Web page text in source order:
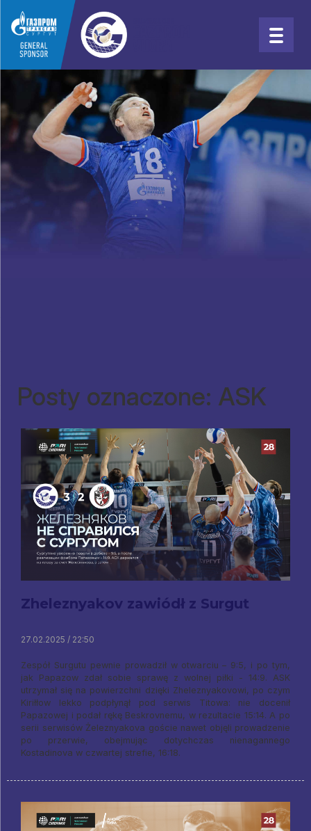
Posty oznaczone: ASK
Zheleznyakov zawiódł z Surgut
27.02.2025 / 22:50
Zespół Surgutu pewnie prowadził w otwarciu – 9:5, i po tym,
jak Papazow zdał sobie sprawę z wolnej piłki - 14:9. ASK
utrzymał się na powierzchni dzięki Zheleznyakovowi, po czym
Kiriłłow lekko podpłynął pod serwis Titowa: nie docenił
Papazowej i podał rękę Beskrovnemu, w rezultacie 15:14. A po
serii serwisów Żeleznyakova goście nawet objęli prowadzenie
po przerwie, obejmując dotychczas nienagannego
Kostadinova w czwartej strefie, 16:18.